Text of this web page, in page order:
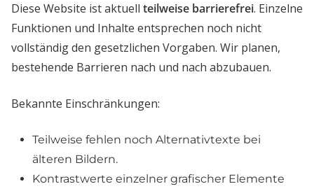
Diese Website ist aktuell teilweise barrierefrei. Einzelne
Funktionen und Inhalte entsprechen noch nicht
vollständig den gesetzlichen Vorgaben. Wir planen,
bestehende Barrieren nach und nach abzubauen.
Bekannte Einschränkungen:
Teilweise fehlen noch Alternativtexte bei
älteren Bildern.
Kontrastwerte einzelner grafischer Elemente